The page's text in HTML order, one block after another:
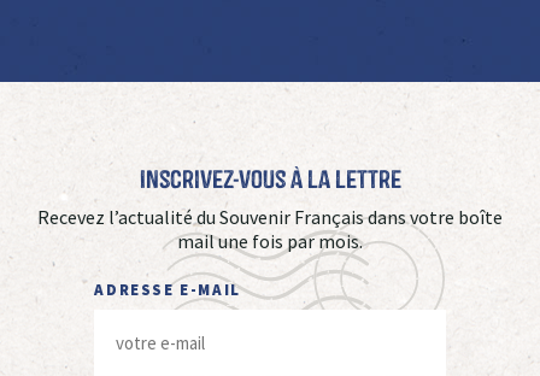
Inscrivez-vous à La Lettre
Recevez l’actualité du Souvenir Français dans votre boîte
mail une fois par mois.
ADRESSE E-MAIL